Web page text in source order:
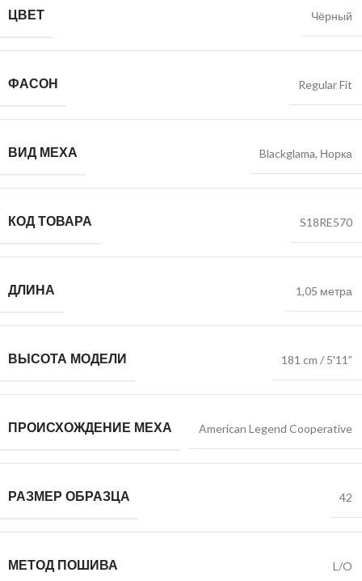
ЦВЕТ Чёрный
ФАСОН Regular Fit
ВИД МЕХА Blackglama, Норка
КОД ТОВАРА S18RE570
ДЛИНА 1,05 метра
ВЫСОТА МОДЕЛИ 181 cm / 5'11”
ПРОИСХОЖДЕНИЕ МЕХА American Legend Cooperative
РАЗМЕР ОБРАЗЦА 42
МЕТОД ПОШИВА L/O